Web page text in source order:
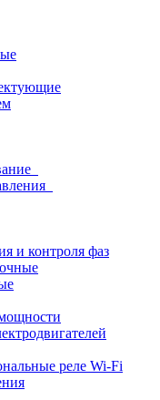
и контроля фаз
реле Wi-Fi